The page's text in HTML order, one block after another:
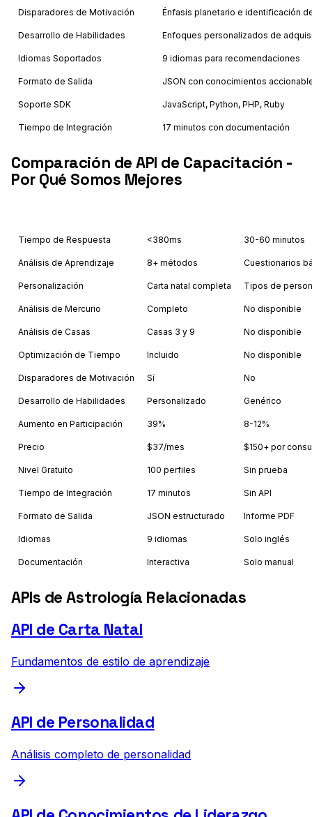
Disparadores de Motivación Énfasis planetario e identificación
Desarrollo de Habilidades Enfoques personalizados de
Idiomas Soportados 9 idiomas para recomendaciones
Formato de Salida JSON con conocimientos
Soporte SDK JavaScript, Python, PHP, Ruby
Tiempo de Integración 17 minutos con documentación
Comparación de API de Capacitación -
Por Qué Somos Mejores
Tiempo de Respuesta <380ms 30-60 minutos
Análisis de Aprendizaje 8+ métodos Cuestionarios
Personalización Carta natal completa Tipos de
Análisis de Mercurio Completo No disponible
Análisis de Casas Casas 3 y 9 No disponible
Optimización de Tiempo Incluido No disponible
Disparadores de Motivación Sí No
Desarrollo de Habilidades Personalizado Genérico
Aumento en Participación 39% 8-12%
Precio $37/mes $150+ por
Nivel Gratuito 100 perfiles Sin prueba
Tiempo de Integración 17 minutos Sin API
Formato de Salida JSON estructurado Informe PDF
Idiomas 9 idiomas Solo inglés
Documentación Interactiva Solo manual
APIs de Astrología Relacionadas
API de Carta Natal
Fundamentos de estilo de aprendizaje
API de Personalidad
Análisis completo de personalidad